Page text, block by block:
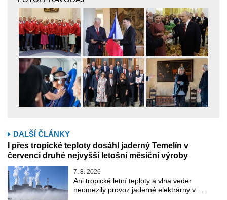
DALŠÍ ČLÁNKY
I přes tropické teploty dosáhl jaderný Temelín v
červenci druhé nejvyšší letošní měsíční výroby
7. 8. 2026
Ani tropické letní teploty a vlna veder
neomezily provoz jaderné elektrárny v …